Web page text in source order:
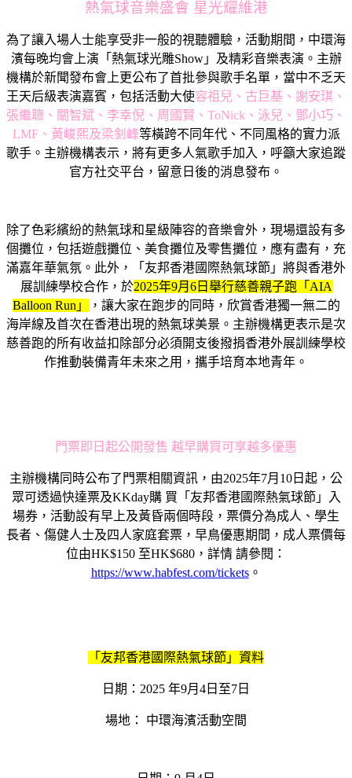
熱氣球音樂盛會 星光耀維港
為了讓入場人士能享受非一般的視聽體驗，活動期間，中環海
濱每晚均會上演「熱氣球光雕Show」及精彩音樂表演。主辦
機構於新聞發布會上更公布了首批參與歌手名單，當中不乏天
王天后級表演嘉賓，包括活動大使容祖兒、古巨基、謝安琪、
張繼聰、關智斌、李幸倪、周國賢、ToNick、泳兒、鄧小巧、
LMF、黃峻熙及梁釗峰等橫跨不同年代、不同風格的實力派
歌手。主辦機構表示，將有更多人氣歌手加入，呼籲大家追蹤
官方社交平台，留意日後的消息發布。
除了色彩繽紛的熱氣球和星級陣容的音樂會外，現場還設有多
個攤位，包括遊戲攤位、美食攤位及零售攤位，應有盡有，充
滿嘉年華氣氛。此外，「友邦香港國際熱氣球節」將與香港外
展訓練學校合作，於2025年9月6日舉行慈善親子跑「AIA
Balloon Run」
，讓大家在跑步的同時，欣賞香港獨一無二的
海岸線及首次在香港出現的熱氣球美景。主辦機構更表示是次
慈善跑的所有收益扣除部分必須開支後撥捐香港外展訓練學校
作推動裝備青年未來之用，攜手培育本地青年。
門票即日起公開發售 越早購買可享越多優惠
主辦機構同時公布了門票相關資訊，由2025年7月10日起，公
眾可透過快達票及KKday購 買「友邦香港國際熱氣球節」入
場券，活動設有早上及黃昏兩個時段，票價分為成人、學生
長者、傷健人士及四人家庭套票，早鳥優惠期間，成人票價每
位由HK$150 至HK$680，詳情 請參閱：
https://www.habfest.com/tickets。
「友邦香港國際熱氣球節」資料
日期：2025 年9月4日至7日
場地： 中環海濱活動空間